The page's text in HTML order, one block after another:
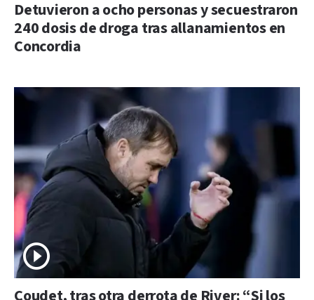
Detuvieron a ocho personas y secuestraron
240 dosis de droga tras allanamientos en
Concordia